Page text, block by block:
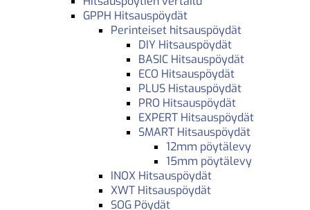
GPPH Hitsauspöydät
Perinteiset hitsauspöydät
DIY Hitsauspöydät
BASIC Hitsauspöydät
ECO Hitsauspöydät
PLUS Histauspöydät
PRO Hitsauspöydät
EXPERT Hitsauspöydät
SMART Hitsauspöydät
12mm pöytälevy
15mm pöytälevy
INOX Hitsauspöydät
XWT Hitsauspöydät
SOG Pöydät